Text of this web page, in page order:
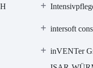
intersoft
inVENTer